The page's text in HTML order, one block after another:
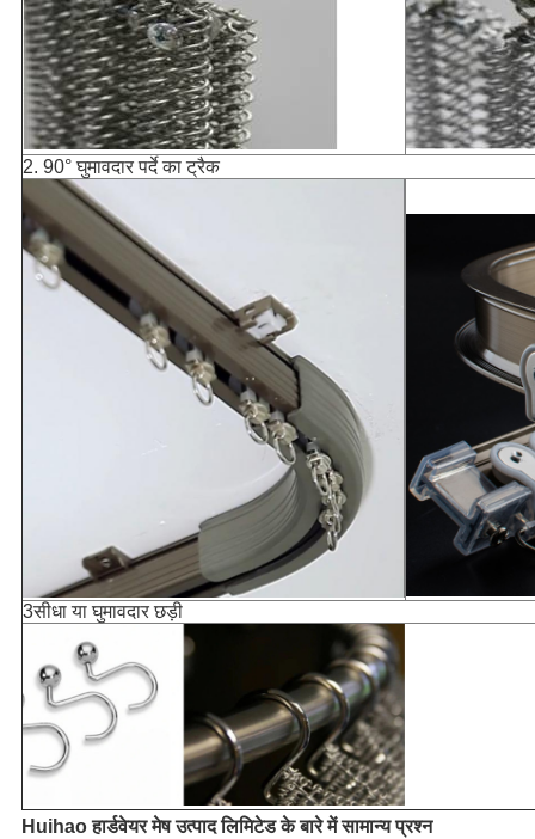
2. 90° घुमावदार पर्दे का ट्रैक
3सीधा या घुमावदार छड़ी
Huihao हार्डवेयर मेष उत्पाद लिमिटेड के बारे में सामान्य प्रश्न